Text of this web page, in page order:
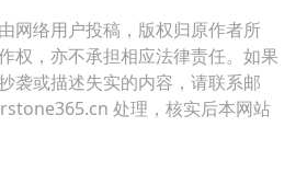
网络用户投稿，版权归原作者所
权，亦不承担相应法律责任。如果
袭或描述失实的内容，请联系邮
处理，核实后本网站